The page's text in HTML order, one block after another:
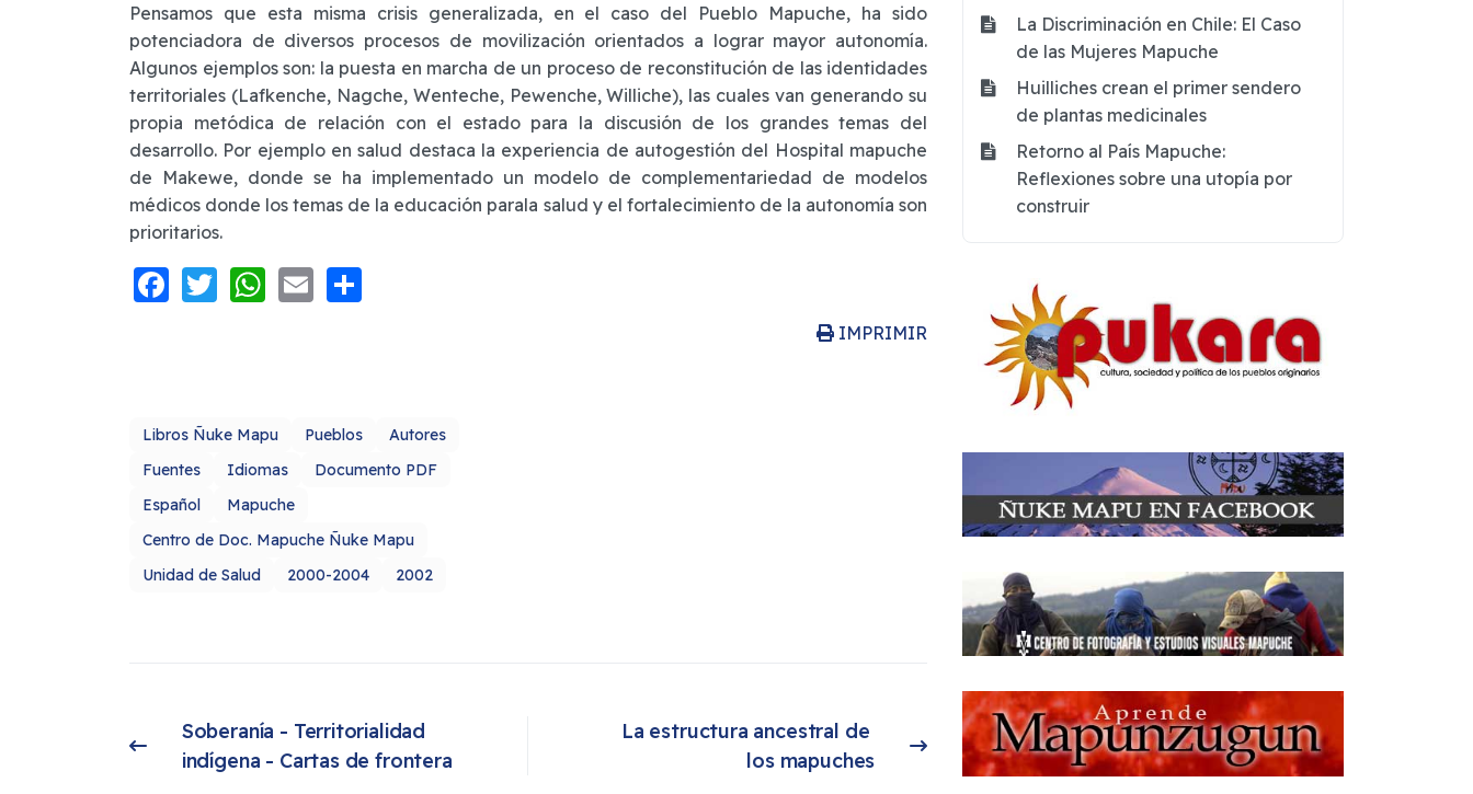
Pensamos que esta misma crisis generalizada, en el caso del Pueblo Mapuche, ha sido
potenciadora de diversos procesos de movilización orientados a lograr mayor autonomía.
Algunos ejemplos son: la puesta en marcha de un proceso de reconstitución de las identidades
territoriales (Lafkenche, Nagche, Wenteche, Pewenche, Williche), las cuales van generando su
propia metódica de relación con el estado para la discusión de los grandes temas del
desarrollo. Por ejemplo en salud destaca la experiencia de autogestión del Hospital mapuche
de Makewe, donde se ha implementado un modelo de complementariedad de modelos
médicos donde los temas de la educación parala salud y el fortalecimiento de la autonomía son
prioritarios.
Facebook
Twitter
WhatsApp
Email
IMPRIMIR
Libros Ñuke Mapu Pueblos
Autores
Fuentes
Idiomas
Documento PDF
Español
Mapuche
Centro de Doc. Mapuche Ñuke Mapu
Unidad de Salud
2000-2004 2002
Soberanía - Territorialidad
indígena - Cartas de frontera
La estructura ancestral de
los mapuches
La Discriminación en Chile: El Caso
de las Mujeres Mapuche
Huilliches crean el primer sendero
de plantas medicinales
Retorno al País Mapuche:
Reflexiones sobre una utopía por
construir